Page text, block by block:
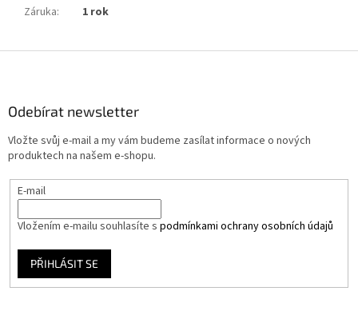
Záruka: 1 rok
Odebírat newsletter
Vložte svůj e-mail a my vám budeme zasílat informace o nových
produktech na našem e-shopu.
E-mail
Vložením e-mailu souhlasíte s podmínkami ochrany osobních údajů
PŘIHLÁSIT SE